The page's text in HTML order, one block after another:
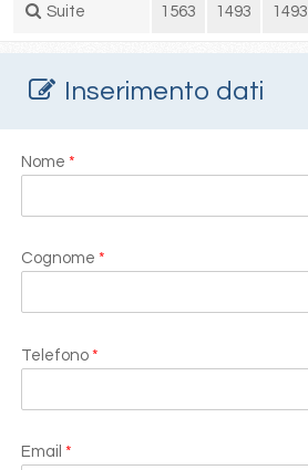
Suite 1563 1493 1493
Inserimento dati
Nome *
Cognome *
Telefono *
Email *